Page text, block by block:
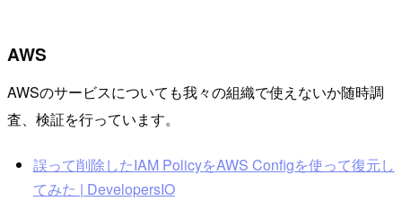
AWS
AWSのサービスについても我々の組織で使えないか随時調
査、検証を行っています。
誤って削除したIAM PolicyをAWS Configを使って復元し
てみた | DevelopersIO